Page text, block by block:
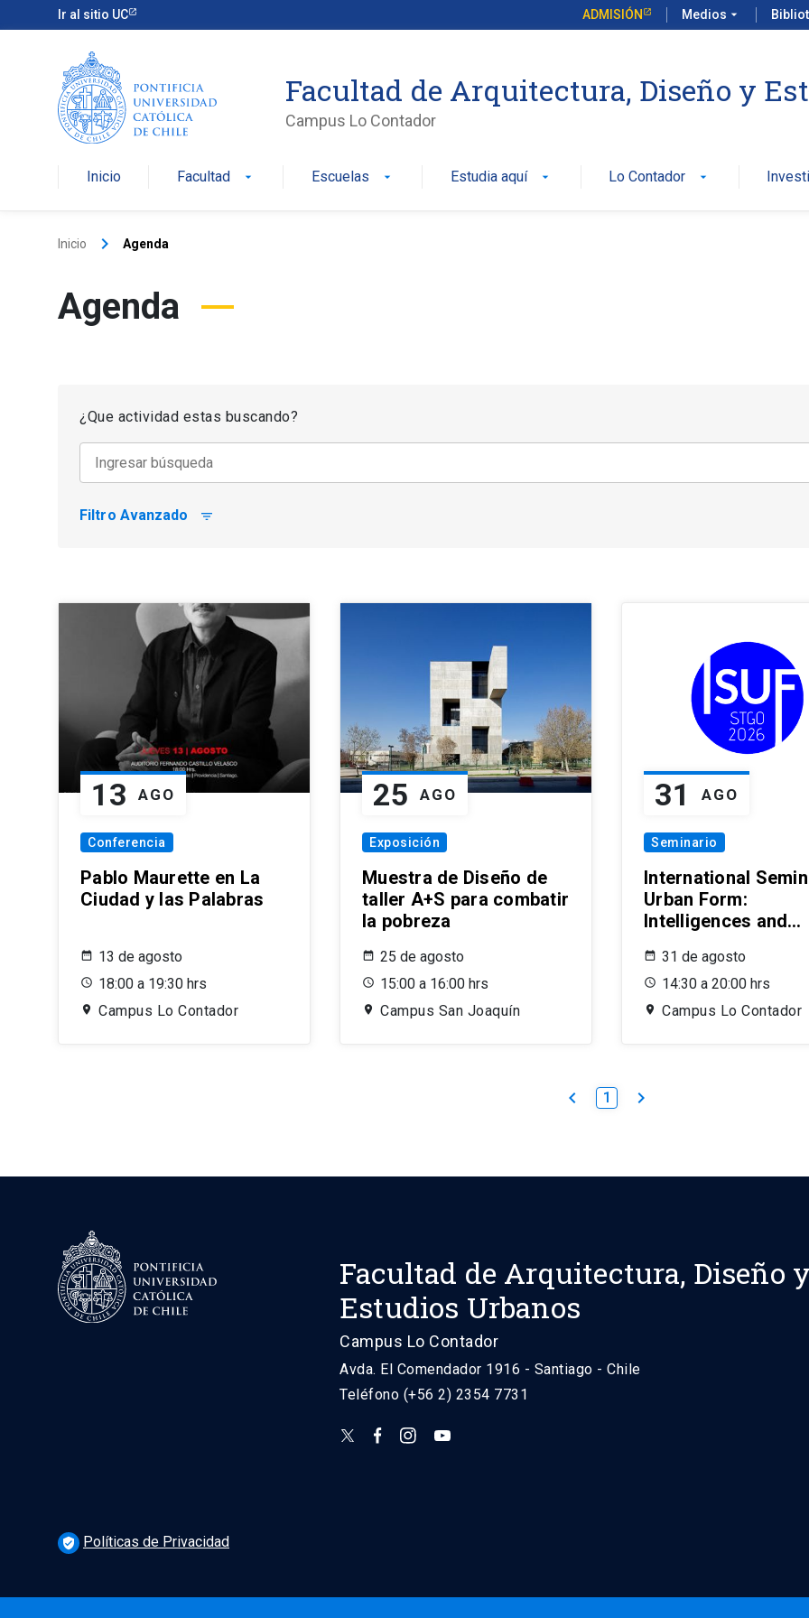
Ir al sitio UC ADMISIÓN Medios arrow_drop_down
Facultad de Arquitectura, Diseño y
Campus Lo Contador
Inicio Facultad arrow_drop_down Escuelas arrow_drop_down Estudia aquí arrow_drop_down Lo Contador arrow_drop_down
Inicio keyboard_arrow_right Agenda
Agenda
¿Que actividad estas buscando?
Filtro Avanzado filter_list
Conferencia
Pablo Maurette en La
Ciudad y las Palabras
13 AGO
13 de agosto
18:00 a 19:30 hrs
Campus Lo Contador
Exposición
Muestra de Diseño de
taller A+S para combatir
la pobreza
25 AGO
25 de agosto
15:00 a 16:00 hrs
Campus San Joaquín
Seminario
International
Urban Form:
Intelligences and
31 AGO
31 de agosto
14:30 a 20:00 hrs
Campus Lo Contador
keyboard_arrow_left 1 keyboard_arrow_right
Facultad de Arquitectura, Diseño y
Estudios Urbanos
Campus Lo Contador
Avda. El Comendador 1916 - Santiago - Chile
Teléfono (+56 2) 2354 7731
verified_user Políticas de Privacidad